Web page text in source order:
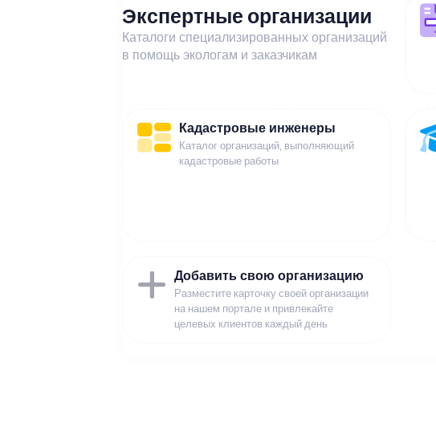
Экспертные организации
Каталоги специализированных организаций
в помощь экологам и заказчикам
Кадастровые инженеры
Каталог организаций, выполняющий
кадастровые работы
Добавить свою организацию
Разместите карточку своей организации
на нашем портале и привлекайте
целевых клиентов каждый день